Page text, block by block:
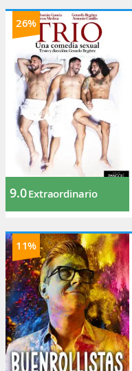
26%
9.0Extraordinario
11%